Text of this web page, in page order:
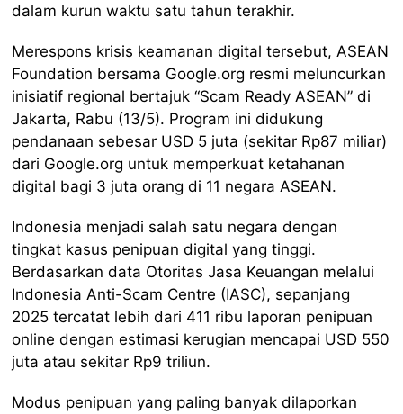
dalam kurun waktu satu tahun terakhir.
Merespons krisis keamanan digital tersebut, ASEAN
Foundation bersama Google.org resmi meluncurkan
inisiatif regional bertajuk “Scam Ready ASEAN” di
Jakarta, Rabu (13/5). Program ini didukung
pendanaan sebesar USD 5 juta (sekitar Rp87 miliar)
dari Google.org untuk memperkuat ketahanan
digital bagi 3 juta orang di 11 negara ASEAN.
Indonesia menjadi salah satu negara dengan
tingkat kasus penipuan digital yang tinggi.
Berdasarkan data Otoritas Jasa Keuangan melalui
Indonesia Anti-Scam Centre (IASC), sepanjang
2025 tercatat lebih dari 411 ribu laporan penipuan
online dengan estimasi kerugian mencapai USD 550
juta atau sekitar Rp9 triliun.
Modus penipuan yang paling banyak dilaporkan